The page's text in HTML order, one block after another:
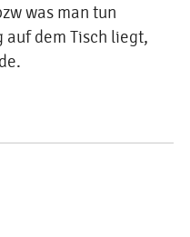
was man tun
auf dem Tisch liegt,